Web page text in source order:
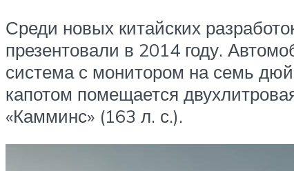
Среди новых китайских
презентовали в 2014 году.
система с монитором на семь
капотом помещается
«Камминс» (163 л. с.).